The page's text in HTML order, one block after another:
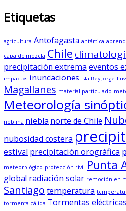
Etiquetas
agricultura Antofagasta antártica
capa de mezcla Chile
precipitación extrema eventos
impactos inundaciones Isla Rey Jorge
Magallanes material particulado
Meteorología
neblina niebla norte de Chile
nubosidad costera
estival precipitación orográfica
meteorológico protección civil Punta
global radiación solar remoción en
Santiago temperatura
tormenta cálida Tormentas eléctricas